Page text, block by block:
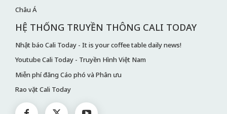
Châu Á
HỆ THỐNG TRUYỀN THÔNG CALI TODAY
Nhật báo Cali Today - It is your coffee table daily news!
Youtube Cali Today - Truyền Hình Việt Nam
Miễn phí đăng Cáo phó và Phân ưu
Rao vặt Cali Today